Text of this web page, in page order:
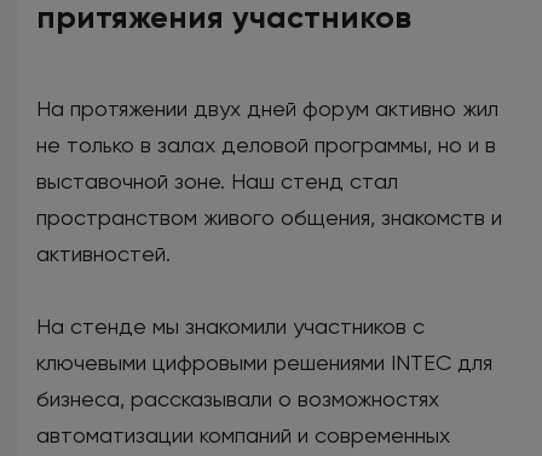
притяжения участников
На протяжении двух дней форум активно жил
не только в залах деловой программы, но и в
выставочной зоне. Наш стенд стал
пространством живого общения, знакомств и
активностей.
На стенде мы знакомили участников с
ключевыми цифровыми решениями INTEC для
бизнеса, рассказывали о возможностях
автоматизации компаний и современных